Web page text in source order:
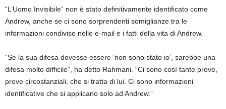
“L’Uomo Invisibile” non è stato definitivamente identificato come
Andrew, anche se ci sono sorprendenti somiglianze tra le
informazioni condivise nelle e-mail e i fatti della vita di Andrew.
“Se la sua difesa dovesse essere ‘non sono stato io’, sarebbe una
difesa molto difficile”, ha detto Rahmani. “Ci sono così tante prove,
prove circostanziali, che si tratta di lui. Ci sono informazioni
identificative che si applicano solo ad Andrew.”